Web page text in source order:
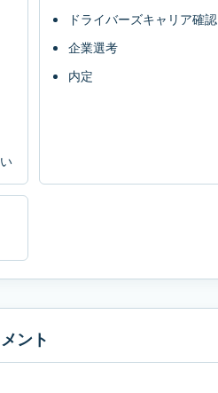
ドライバーズキャリア確認
企業選考
内定
ント